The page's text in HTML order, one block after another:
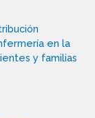
en la
y familias